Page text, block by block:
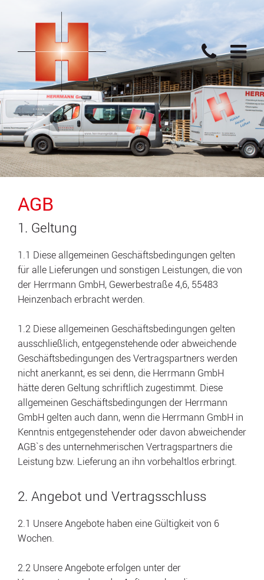
AGB
1. Geltung
1.1 Diese allgemeinen Geschäftsbedingungen gelten
für alle Lieferungen und sonstigen Leistungen, die von
der Herrmann GmbH, Gewerbestraße 4,6, 55483
Heinzenbach erbracht werden.
1.2 Diese allgemeinen Geschäftsbedingungen gelten
ausschließlich, entgegenstehende oder abweichende
Geschäftsbedingungen des Vertragspartners werden
nicht anerkannt, es sei denn, die Herrmann GmbH
hätte deren Geltung schriftlich zugestimmt. Diese
allgemeinen Geschäftsbedingungen der Herrmann
GmbH gelten auch dann, wenn die Herrmann GmbH in
Kenntnis entgegenstehender oder davon abweichender
AGB`s des unternehmerischen Vertragspartners die
Leistung bzw. Lieferung an ihn vorbehaltlos erbringt.
2. Angebot und Vertragsschluss
2.1 Unsere Angebote haben eine Gültigkeit von 6
Wochen.
2.2 Unsere Angebote erfolgen unter der